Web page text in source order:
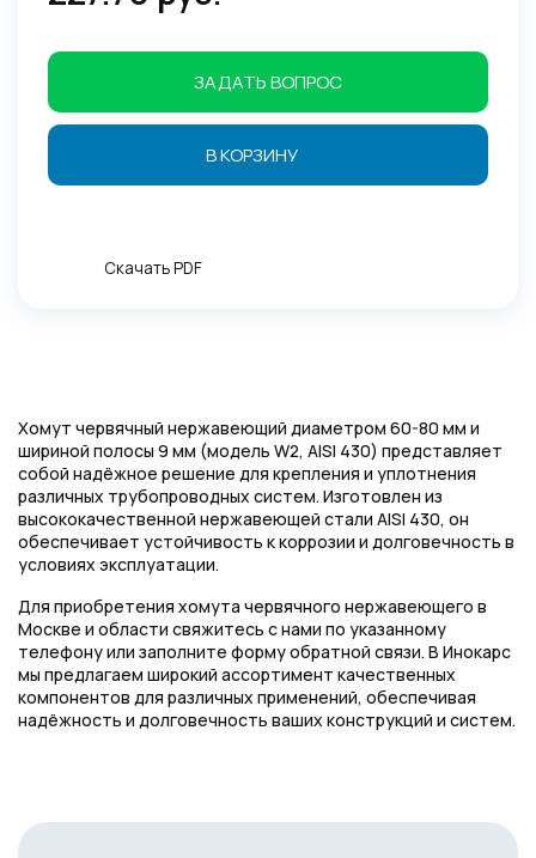
ЗАДАТЬ ВОПРОС
В КОРЗИНУ
Скачать PDF
Хомут червячный нержавеющий диаметром 60-80 мм и
шириной полосы 9 мм (модель W2, AISI 430) представляет
собой надёжное решение для крепления и уплотнения
различных трубопроводных систем. Изготовлен из
высококачественной нержавеющей стали AISI 430, он
обеспечивает устойчивость к коррозии и долговечность в
условиях эксплуатации.
Для приобретения хомута червячного нержавеющего в
Москве и области свяжитесь с нами по указанному
телефону или заполните форму обратной связи. В Инокарс
мы предлагаем широкий ассортимент качественных
компонентов для различных применений, обеспечивая
надёжность и долговечность ваших конструкций и систем.